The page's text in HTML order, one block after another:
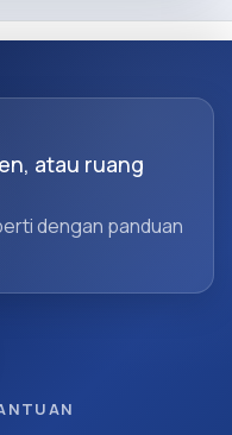
atau ruang
dengan panduan